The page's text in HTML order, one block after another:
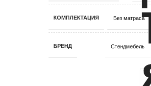
КОМПЛЕКТАЦИЯ Без матраса
БРЕНД Стендмебель